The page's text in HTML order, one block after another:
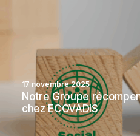
17 novembre 2025
Notre Groupe
chez ECOVADIS